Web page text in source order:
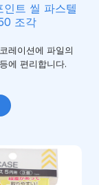
트 씰 파스텔
조각
레이션에 파일의
에 편리합니다.